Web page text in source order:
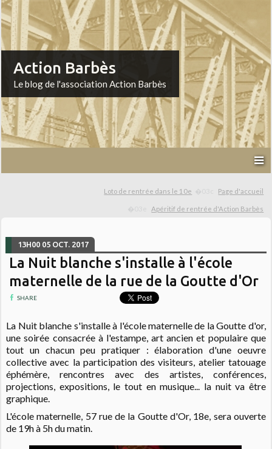
Action Barbès
Le blog de l'association Action Barbès
Loto de rentrée dans le 10e Page d'accueil
Apéritif de rentrée d'Action Barbès
13H00 05 OCT. 2017
La Nuit blanche s'installe à l'école
maternelle de la rue de la Goutte d'Or
SHARE
La Nuit blanche s'installe à l'école maternelle de la Goutte d'or,
une soirée consacrée à l'estampe, art ancien et populaire que
tout un chacun peu pratiquer : élaboration d'une oeuvre
collective avec la participation des visiteurs, atelier tatouage
éphémère, rencontres avec des artistes, conférences,
projections, expositions, le tout en musique... la nuit va être
graphique.
L'école maternelle, 57 rue de la Goutte d'Or, 18e, sera ouverte
de 19h à 5h du matin.